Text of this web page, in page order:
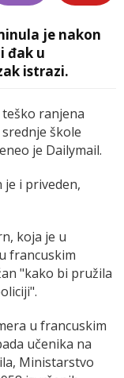
je nakon
đak u
istrazi.
ranjena
škole
je Dailymail.
je i priveden,
koja je u
francuskim
"kako bi pružila
u francuskim
učenika na
Ministarstvo